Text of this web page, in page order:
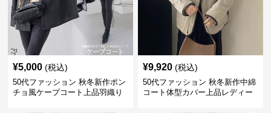
¥5,000 (税込)
50代ファッション 秋冬新作ポン
チョ風ケープコート上品羽織り
¥9,920 (税込)
50代ファッション 秋冬新作中綿
コート体型カバー上品レディー